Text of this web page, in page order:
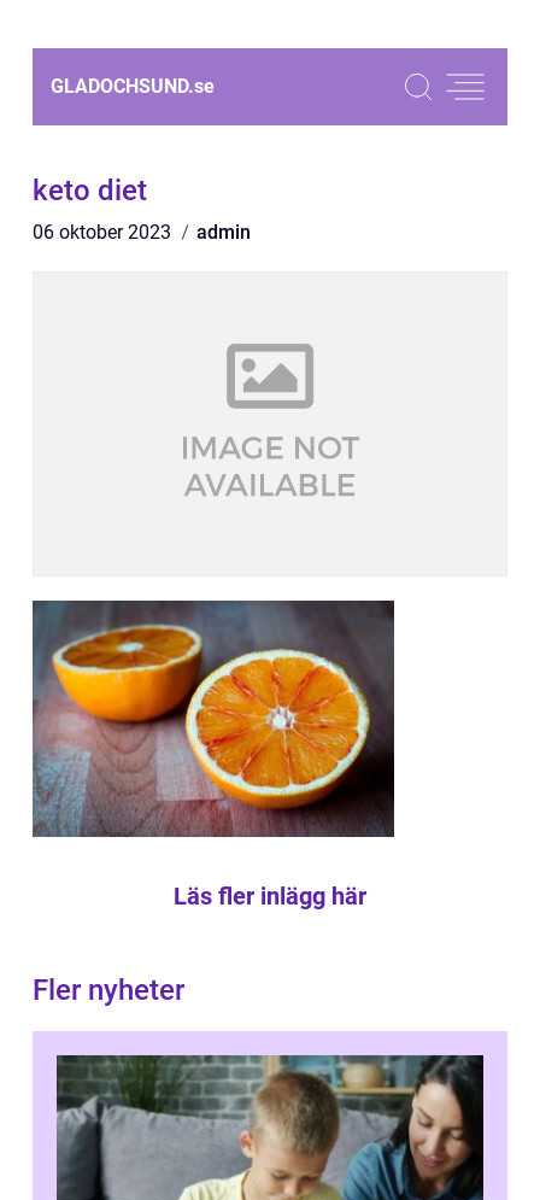
GLADOCHSUND.se
keto diet
06 oktober 2023 admin
Läs fler inlägg här
Fler nyheter